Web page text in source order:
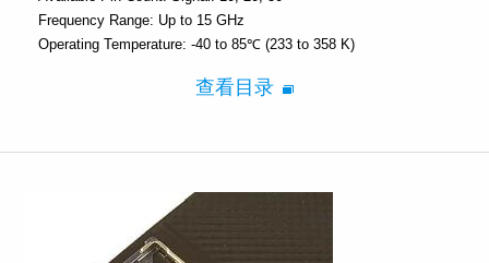
Frequency Range: Up to 15 GHz
Operating Temperature: -40 to 85℃ (233 to 358 K)
查看目录